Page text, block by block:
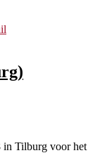
in Tilburg voor het